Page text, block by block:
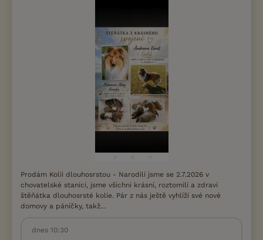
Prodám Kolii dlouhosrstou - Narodili jsme se 2.7.2026 v
chovatelské stanici, jsme všichni krásní, roztomilí a zdraví
štěňátka dlouhosrsté kolie. Pár z nás ještě vyhlíží své nové
domovy a páníčky, takž...
dnes 10:30